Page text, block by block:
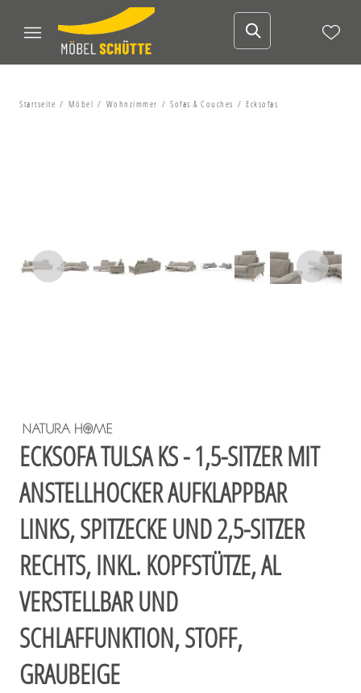
Startseite Möbel Wohnzimmer Sofas & Couches Ecksofas
ECKSOFA TULSA KS - 1,5-SITZER MIT
ANSTELLHOCKER AUFKLAPPBAR
LINKS, SPITZECKE UND 2,5-SITZER
RECHTS, INKL. KOPFSTÜTZE, AL
VERSTELLBAR UND
SCHLAFFUNKTION, STOFF,
GRAUBEIGE